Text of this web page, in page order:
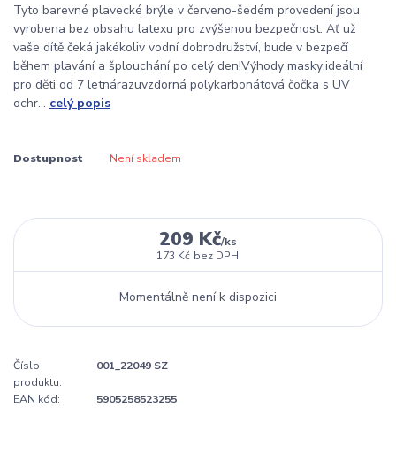
Tyto barevné plavecké brýle v červeno-šedém provedení jsou
vyrobena bez obsahu latexu pro zvýšenou bezpečnost. Ať už
vaše dítě čeká jakékoliv vodní dobrodružství, bude v bezpečí
během plavání a šplouchání po celý den!Výhody masky:ideální
pro děti od 7 letnárazuvzdorná polykarbonátová čočka s UV
ochr... celý popis
Dostupnost Není skladem
209 Kč/ks
173 Kč bez DPH
Momentálně není k dispozici
Číslo
produktu:
001_22049 SZ
EAN kód: 5905258523255